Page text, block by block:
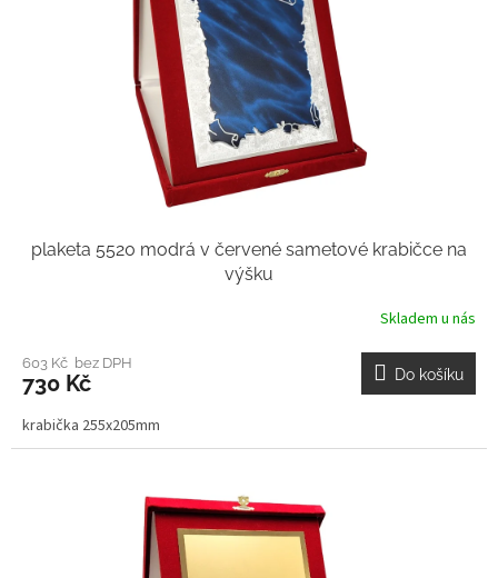
plaketa 5520 modrá v červené sametové krabičce na
výšku
Skladem u nás
603 Kč bez DPH
730 Kč Do košíku
krabička 255x205mm